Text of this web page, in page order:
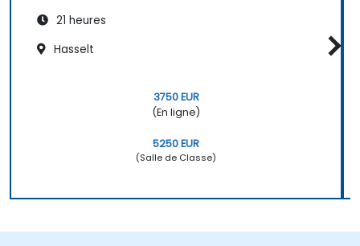
21 heures
Hasselt
3750 EUR
(En ligne)
5250 EUR
(Salle de Classe)